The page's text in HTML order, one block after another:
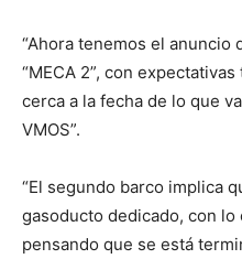
“Ahora tenemos el anuncio
“MECA 2”, con
cerca a la fecha de lo que
VMOS”.
“El segundo barco implica
gasoducto dedicado, con lo
pensando que se está